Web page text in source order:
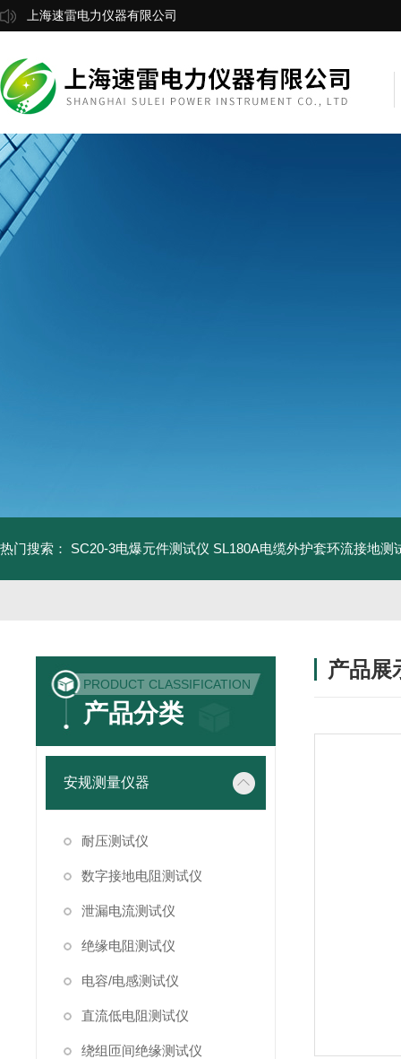
上海速雷电力仪器有限公司
热门搜索： SC20-3电爆元件测试仪 SL180A电缆外护套环流接地测
PRODUCT CLASSIFICATION
产品分类
安规测量仪器
耐压测试仪
数字接地电阻测试仪
泄漏电流测试仪
绝缘电阻测试仪
电容/电感测试仪
直流低电阻测试仪
绕组匝间绝缘测试仪
产品展